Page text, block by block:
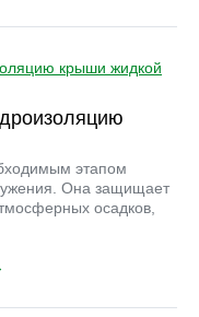
этапом
Она защищает
осадков,